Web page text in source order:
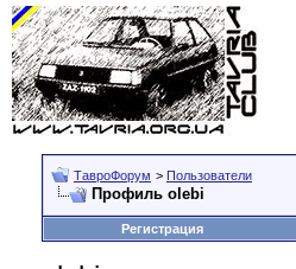
ТавроФорум > Пользователи
Профиль olebi
Регистрация